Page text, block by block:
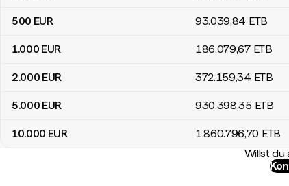
500 EUR 93.039,84 ETB
1.000 EUR 186.079,67 ETB
2.000 EUR 372.159,34 ETB
5.000 EUR 930.398,35 ETB
10.000 EUR 1.860.796,70 ETB
Willst du